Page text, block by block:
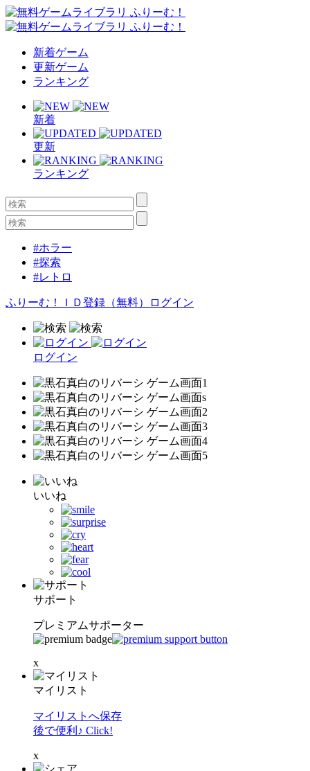
新着ゲーム
更新ゲーム
ランキング
新着
更新
ランキング
#ホラー
#探索
#レトロ
ふりーむ！ＩＤ登録（無料） ログイン
ログイン
いいね
サポート
プレミアムサポーター
x
マイリスト
マイリストへ保存
後で便利♪ Click!
x